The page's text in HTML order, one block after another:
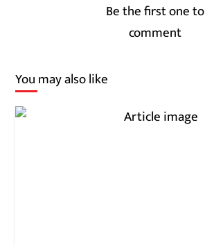
Be the first one to
comment
You may also like